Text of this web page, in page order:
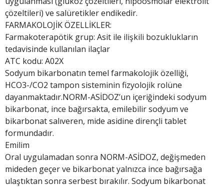
çözeltileri) ve salüretikler endikedir.
FARMAKOLOJİK ÖZELLİKLER:
Farmakoterapötik grup: Asit ile ilişkili bozuklukların
tedavisinde kullanılan ilaçlar
ATC kodu: A02X
Sodyum bikarbonatın temel farmakolojik özelliği,
HCO3-/CO2 tampon sisteminin fizyolojik rolüne
dayanmaktadır.NORM-ASİDOZ’un içeriğindeki sodyum
bikarbonat, ince bağırsakta, emilebilir sodyum ve
bikarbonat salıveren, mide asidine dirençli tablet
formundadır.
Emilim
Oral uygulamadan sonra NORM-ASİDOZ, değişmeden
mideden geçer ve bikarbonat yalnızca ince bağırsağa
ulaştıktan sonra serbest bırakılır. Sodyum bikarbonat